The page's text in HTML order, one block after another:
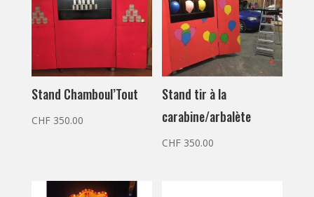
Stand Chamboul’Tout
CHF350.00
Stand tir à la
carabine/arbalète
CHF 350.00